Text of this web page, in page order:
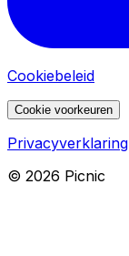
Cookiebeleid
Cookie voorkeuren
Privacyverklaring
© 2026 Picnic